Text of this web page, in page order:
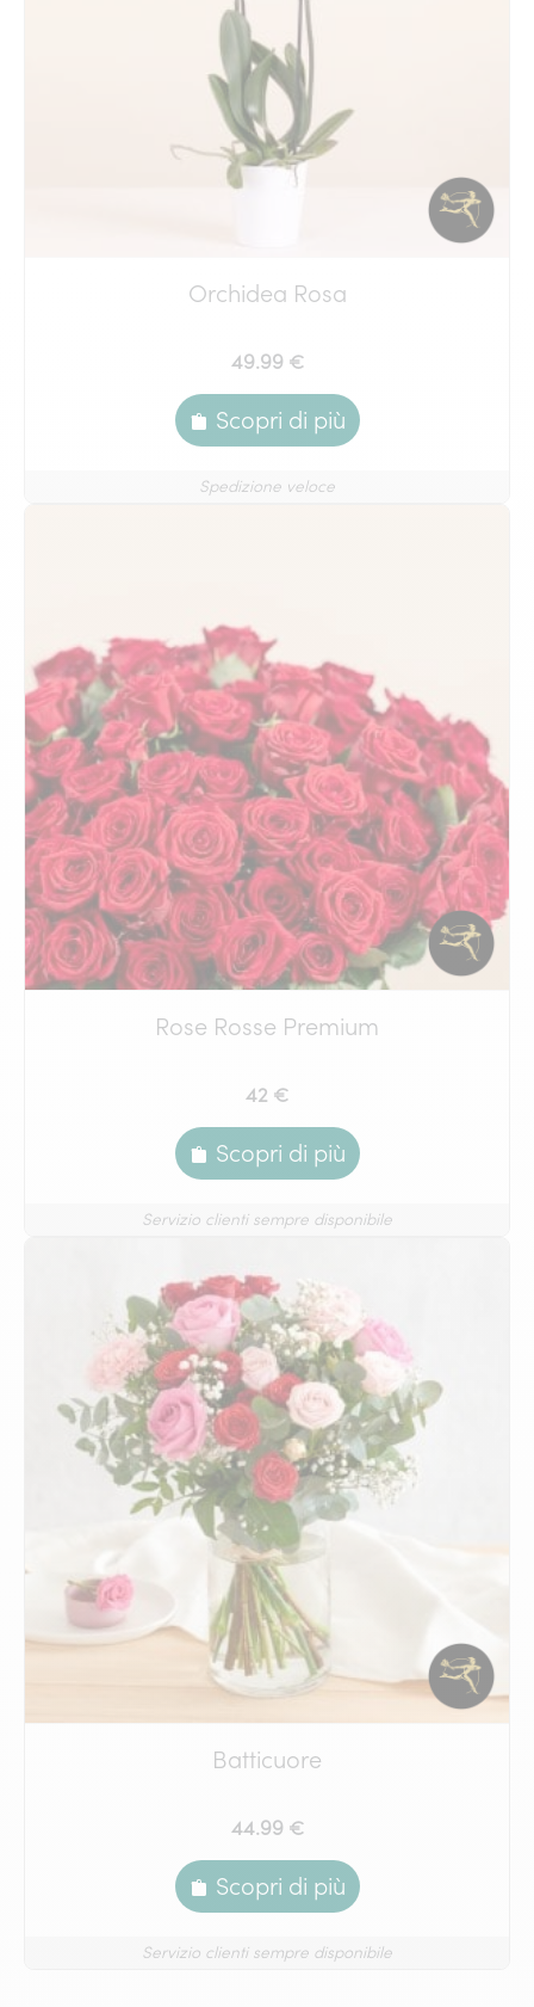
Orchidea Rosa
49.99 €
Scopri di più
Spedizione veloce
Rose Rosse Premium
42 €
Scopri di più
Servizio clienti sempre disponibile
Batticuore
44.99 €
Scopri di più
Servizio clienti sempre disponibile